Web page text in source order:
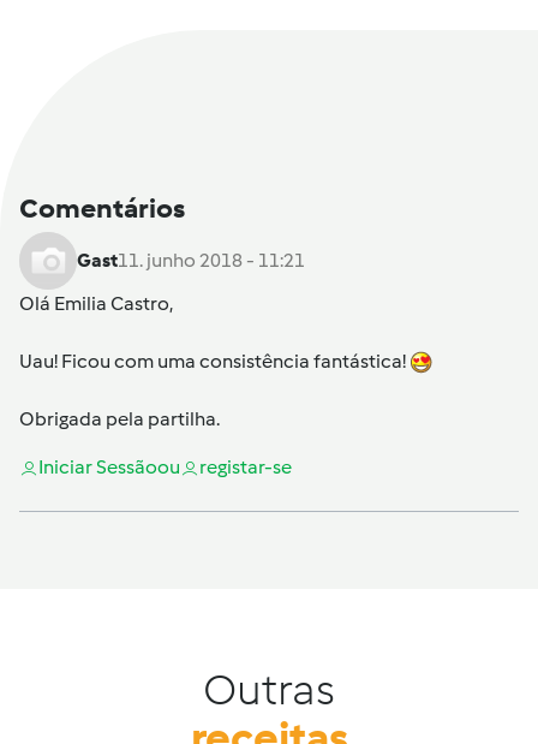
Comentários
Gast11. junho 2018 - 11:21
Olá Emilia Castro,
Uau! Ficou com uma consistência fantástica!
Obrigada pela partilha.
Iniciar Sessãoou registar-se
Outras